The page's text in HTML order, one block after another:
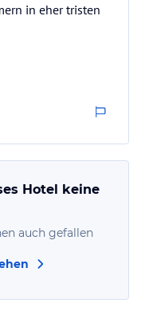
in eher tristen
Ulmerstr.
biedere
Mind. 10 Min.
annehmbaren
kann man wirklich
Föhn, Shampoo
Hotel keine
auch gefallen